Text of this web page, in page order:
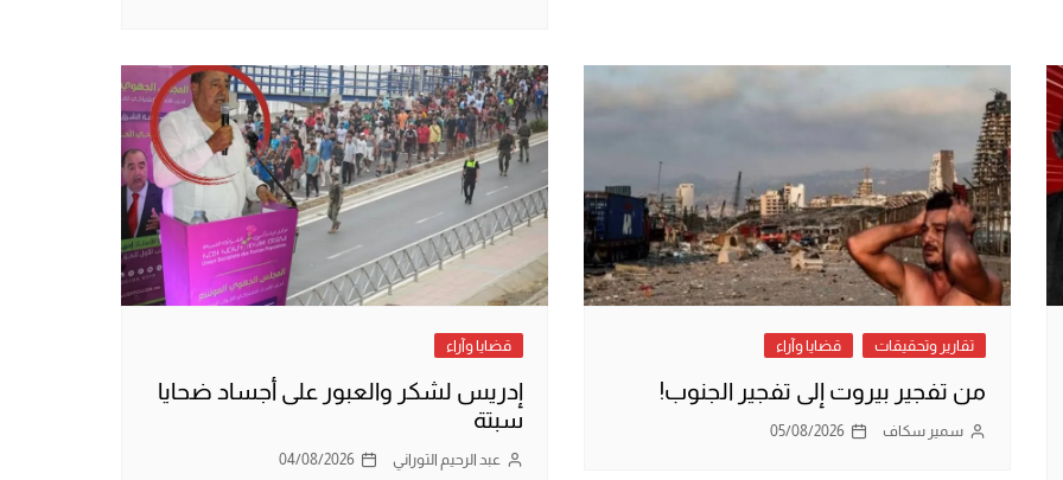
تقارير وتحقيقات قضايا وآراء
من تفجير بيروت إلى تفجير الجنوب!
سمير سكاف 05/08/2026
قضايا وآراء
إدريس لشكر والعبور على أجساد ضحايا
سبتة
عبد الرحيم التوراني 04/08/2026